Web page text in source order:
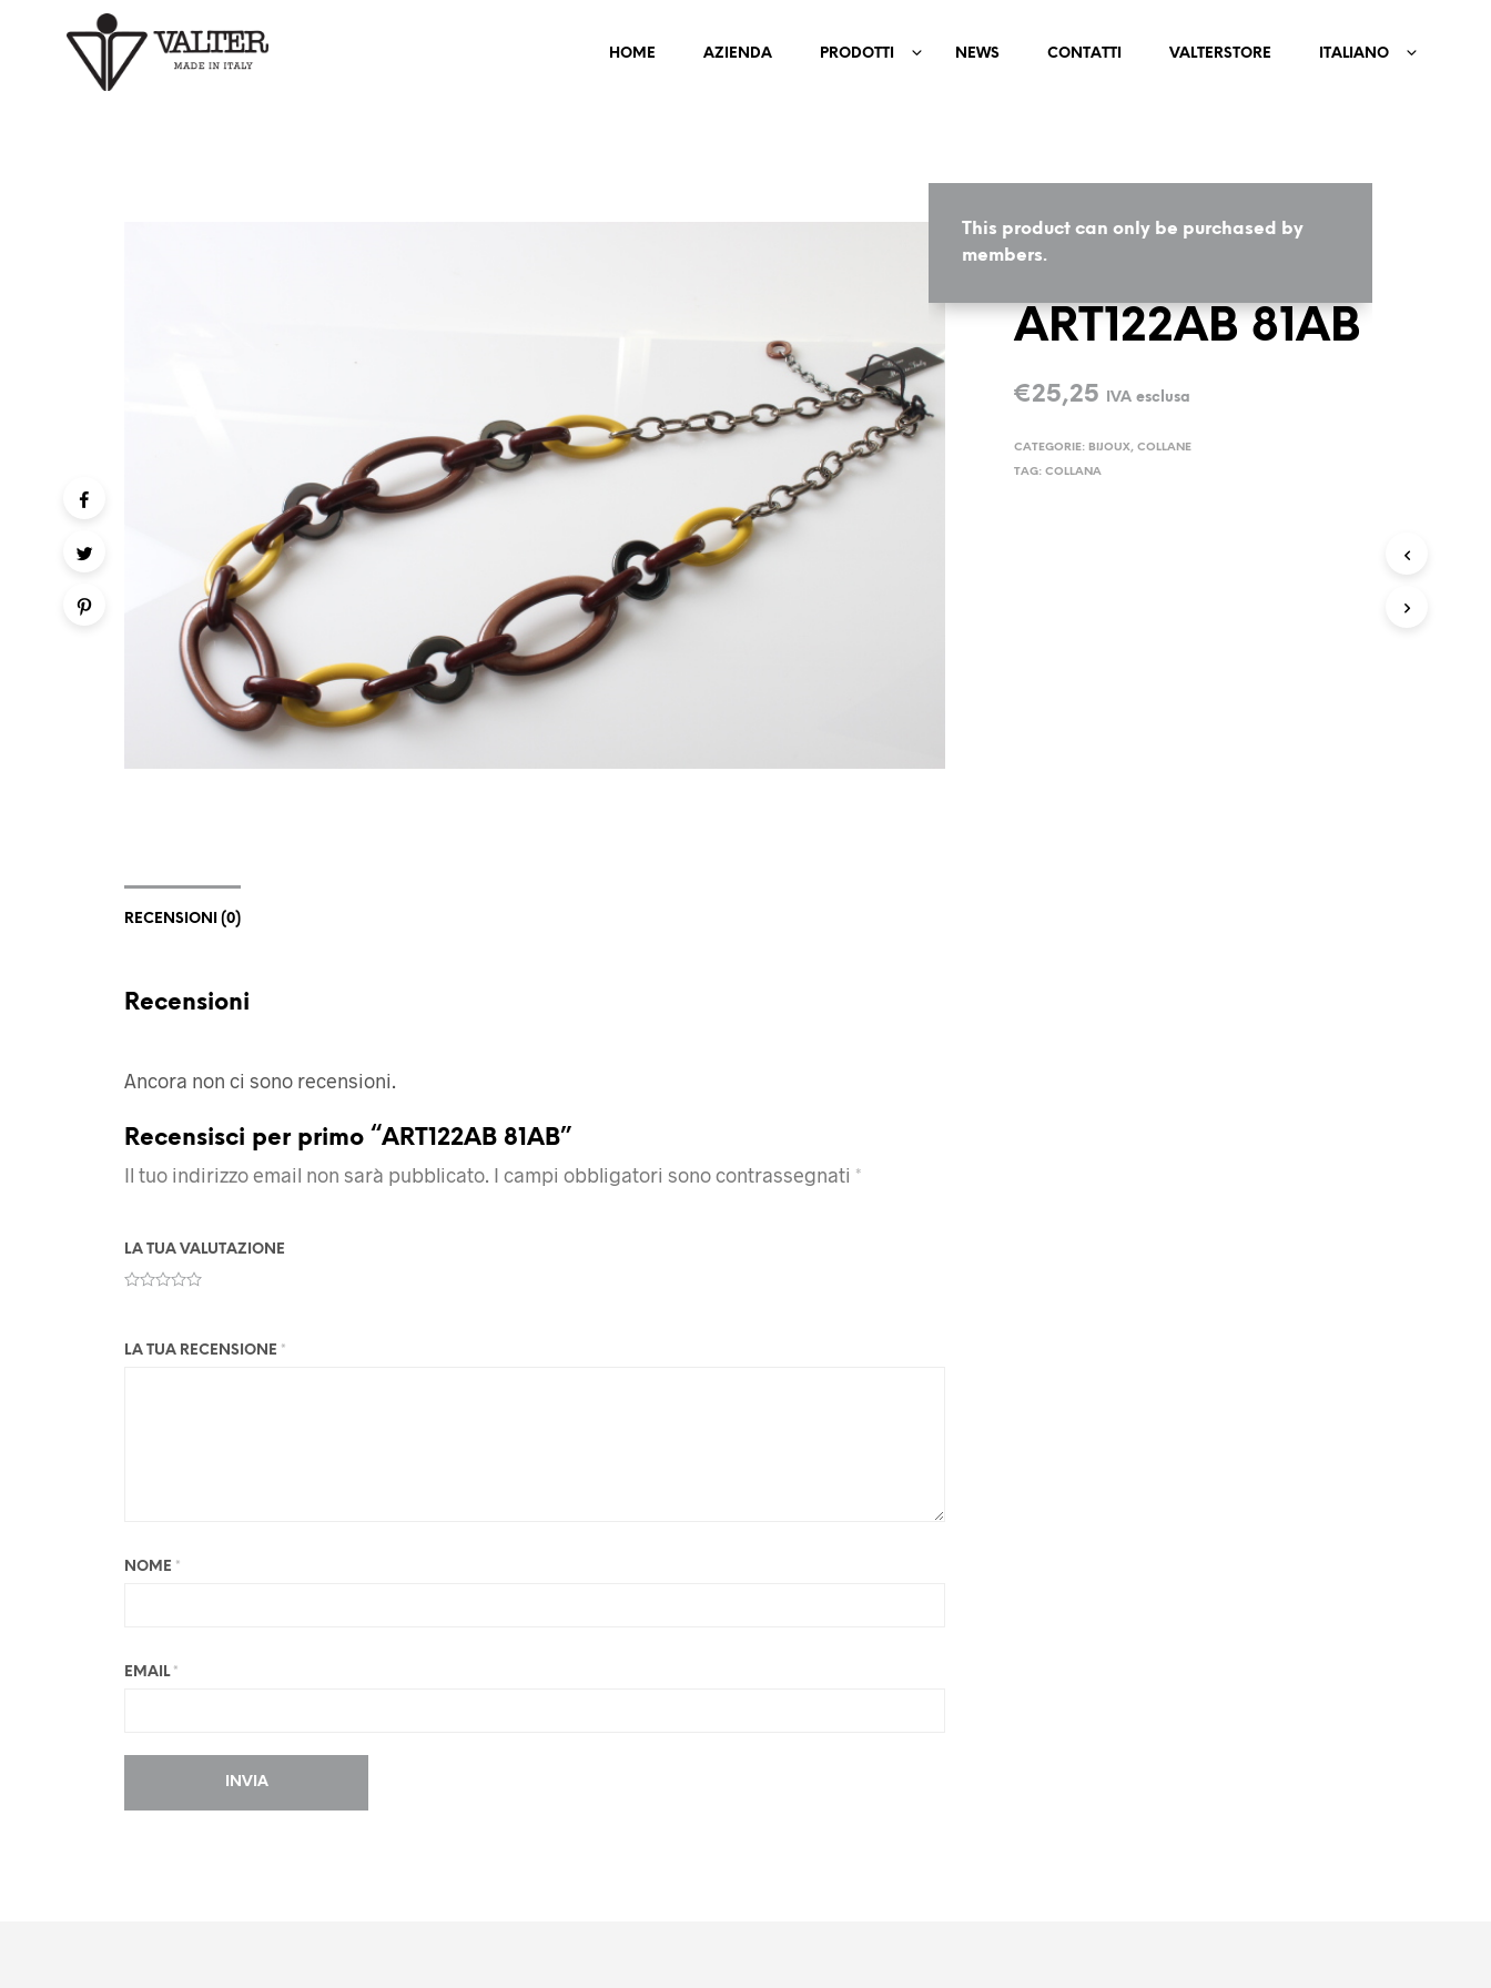
This product can only be purchased by
members.
HOME AZIENDA PRODOTTI NEWS CONTATTI VALTERSTORE ITALIANO
HOME / BIJOUX / COLLANE
ART122AB 81AB
€25,25 IVA esclusa
CATEGORIE: BIJOUX, COLLANE
TAG: COLLANA
RECENSIONI (0)
Recensioni
Ancora non ci sono recensioni.
Recensisci per primo “ART122AB 81AB”
Il tuo indirizzo email non sarà pubblicato. I campi obbligatori sono contrassegnati *
LA TUA VALUTAZIONE
LA TUA RECENSIONE *
NOME *
EMAIL *